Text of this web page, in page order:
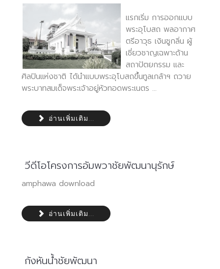
แรกเริ่ม การออกแบบ
พระอุโบสถ พลอากาศ
ตรีอาวุธ เงินชูกลิ่น ผู้
เชี่ยวชาญเฉพาะด้าน
สถาปัตยกรรม และ
ศิลปินแห่งชาติ ได้นำแบบพระอุโบสถขึ้นทูลเกล้าฯ ถวาย
พระบาทสมเด็จพระเจ้าอยู่หัวทอดพระเนตร ...
อ่านเพิ่มเติม...
วีดีโอโครงการอัมพวาชัยพัฒนานุรักษ์
amphawa download
อ่านเพิ่มเติม...
กังหันน้ำชัยพัฒนา